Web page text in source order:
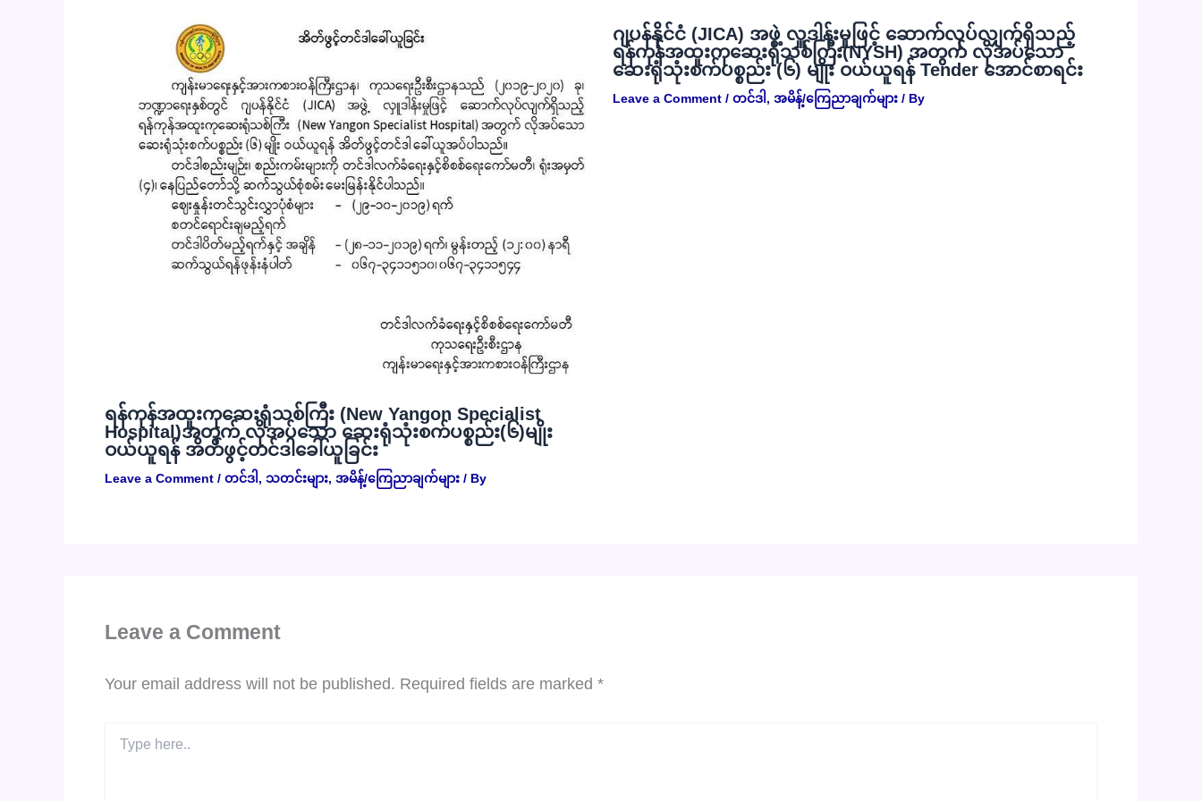
ရန်ကုန်အထူးကုဆေးရုံသစ်ကြီး (New Yangon Specialist
Hospital)အတွက် လိုအပ်သော ဆေးရုံသုံးစက်ပစ္စည်း(၆)မျိုး
ဝယ်ယူရန် အိတ်ဖွင့်တင်ဒါခေါ်ယူခြင်း
Leave a Comment / တင်ဒါ , သတင်းများ, အမိန့်/ကြေညာချက်များ / By
ဂျပန်နိုင်ငံ (JICA) အဖွဲ့ လှူဒါန်းမှုဖြင့် ဆောက်လုပ်လျှက်ရှိသည့်
ရန်ကုန်အထူးကုဆေးရုံသစ်ကြီး(NYSH) အတွက် လိုအပ်သော
ဆေးရုံသုံးစက်ပစ္စည်း (၆) မျိုး ဝယ်ယူရန် Tender အောင်စာရင်း
Leave a Comment / တင်ဒါ , အမိန့်/ကြေညာချက်များ/ By
Leave a Comment
Your email address will not be published. Required fields are marked *
here..